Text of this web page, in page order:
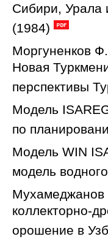
Сибири, Урала
(1984)
Моргуненков
Новая
перспективы
Модель
по
Модель WIN
модель
коллекторно-
орошение в